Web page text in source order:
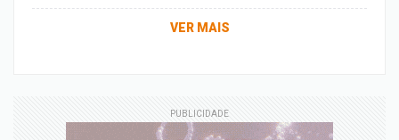
VER MAIS
PUBLICIDADE